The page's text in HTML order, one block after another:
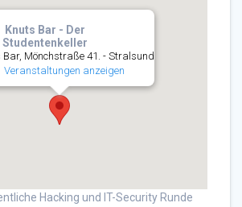
Knuts Bar - Der
Studentenkeller
Bar, Mönchstraße 41. - Stralsund
Veranstaltungen anzeigen
Hacking und IT-Security Runde